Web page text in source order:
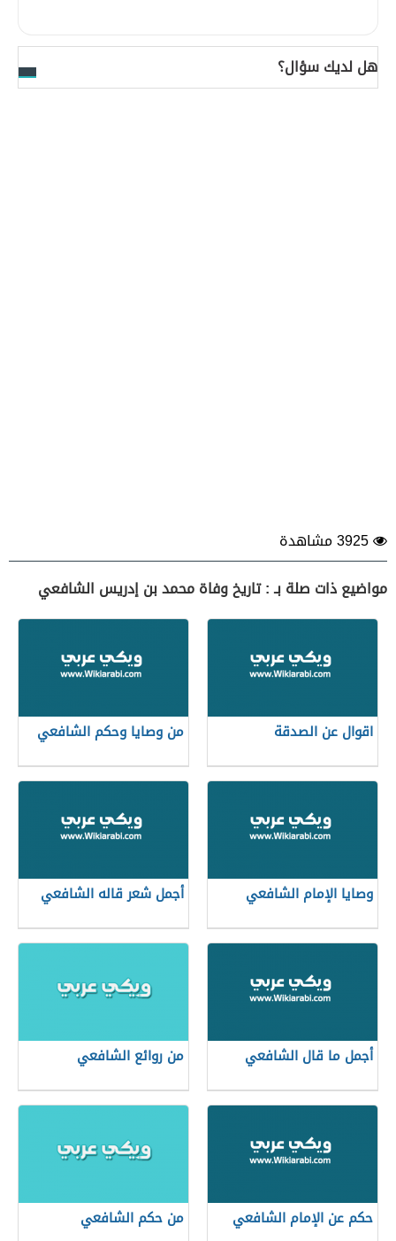
هل لديك سؤال؟
مواضيع ذات صلة بـ : تاريخ وفاة محمد بن إدريس الشافعي
اقوال عن الصدقة من وصايا وحكم الشافعي
وصايا الإمام الشافعي أجمل شعر قاله الشافعي
أجمل ما قال الشافعي من روائع الشافعي
حكم عن الإمام الشافعي من حكم الشافعي